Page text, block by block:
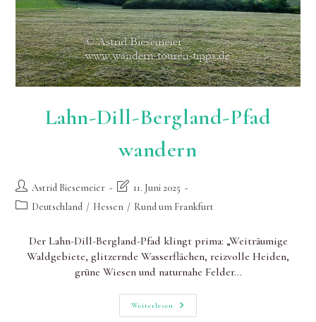
Lahn-Dill-Bergland-Pfad
wandern
Beitrags-
Autor:
Astrid Biesemeier
Beitrag
zuletzt
geändert
11. Juni 2025
Beitrags-Deutschland / Hessen / Rund um Frankfurt
Der Lahn-Dill-Bergland-Pfad klingt prima: „Weiträumige
Waldgebiete, glitzernde Wasserflächen, reizvolle Heiden,
grüne Wiesen und naturnahe Felder…
Weiterlesen
Lahn-
Dill-